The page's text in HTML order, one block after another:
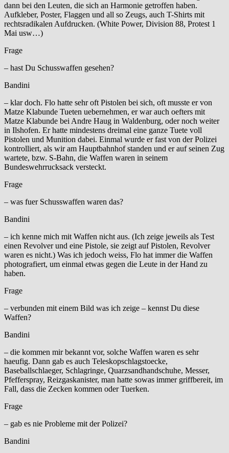
dann bei den Leuten, die sich an Harmonie getroffen haben.
Aufkleber, Poster, Flaggen und all so Zeugs, auch T-Shirts mit
rechtsradikalen Aufdrucken. (White Power, Division 88, Protest 1
Mai usw…)
Frage
– hast Du Schusswaffen gesehen?
Bandini
– klar doch. Flo hatte sehr oft Pistolen bei sich, oft musste er von
Matze Klabunde Tueten uebernehmen, er war auch oefters mit
Matze Klabunde bei Andre Haug in Waldenburg, oder noch weiter
in Ilshofen. Er hatte mindestens dreimal eine ganze Tuete voll
Pistolen und Munition dabei. Einmal wurde er fast von der Polizei
kontrolliert, als wir am Hauptbahnhof standen und er auf seinen Zug
wartete, bzw. S-Bahn, die Waffen waren in seinem
Bundeswehrrucksack versteckt.
Frage
– was fuer Schusswaffen waren das?
Bandini
– ich kenne mich mit Waffen nicht aus. (Ich zeige jeweils als Test
einen Revolver und eine Pistole, sie zeigt auf Pistolen, Revolver
waren es nicht.) Was ich jedoch weiss, Flo hat immer die Waffen
photografiert, um einmal etwas gegen die Leute in der Hand zu
haben.
Frage
– verbunden mit einem Bild was ich zeige – kennst Du diese
Waffen?
Bandini
– die kommen mir bekannt vor, solche Waffen waren es sehr
haeufig. Dann gab es auch Teleskopschlagstoecke,
Baseballschlaeger, Schlagringe, Quarzsandhandschuhe, Messer,
Pfefferspray, Reizgaskanister, man hatte sowas immer griffbereit, im
Fall, dass die Zecken kommen oder Tuerken.
Frage
– gab es nie Probleme mit der Polizei?
Bandini